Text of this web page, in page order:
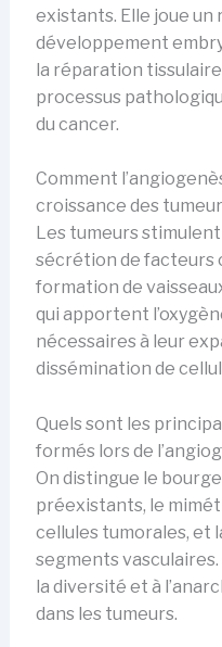
existants. Elle joue un
développement
la réparation
processus
du cancer.
Comment
croissance des
Les tumeurs
sécrétion de facteurs
formation de
qui apportent
nécessaires à leur
dissémination de
Quels sont les
formés lors de
On distingue le
préexistants, le
cellules tumorales, et
segments
la diversité et à
dans les tumeurs.